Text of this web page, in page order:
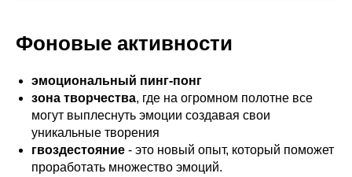
Фоновые активности
эмоциональный пинг-понг
зона творчества, где на огромном полотне все
могут выплеснуть эмоции создавая свои
уникальные творения
гвоздестояние - это новый опыт, который поможет
проработать множество эмоций.